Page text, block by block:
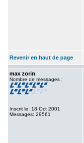
Revenir en haut de page
max zorin
Nombre de messages :
Inscrit le: 18 Oct 2001
Messages: 29561